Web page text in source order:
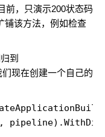
前，只演示200状态码
铺该方法，例如检查
到
现在创建一个自己的